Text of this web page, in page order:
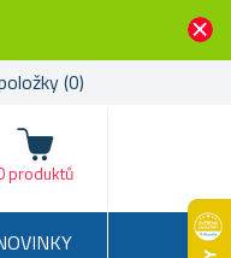
(0)
Košík
produktů